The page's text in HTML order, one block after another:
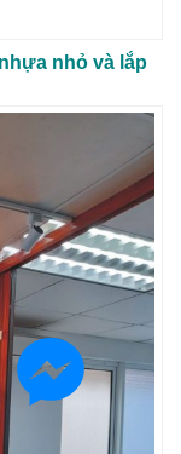
nhỏ và lắp